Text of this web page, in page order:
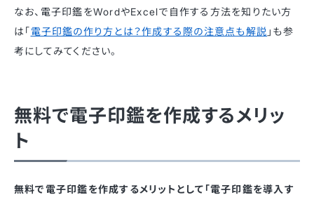
なお、電子印鑑をWordやExcelで自作する方法を知りたい方
は「電子印鑑の作り方とは？作成する際の注意点も解説 」も参
考にしてみてください。
無料で電子印鑑を作成するメリッ
ト
無料で電子印鑑を作成するメリットとして「電子印鑑を導入す